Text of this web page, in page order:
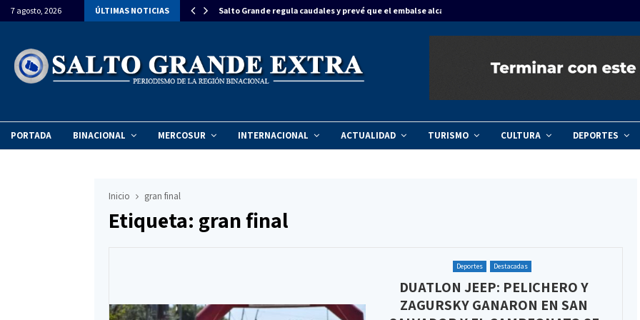
7 agosto, 2026 ÚLTIMAS NOTICIAS
una inversión de $270 millones para… Salto Grande regula caudales y prevé que el embalse alcance…
PORTADA BINACIONAL MERCOSUR INTERNACIONAL ACTUALIDAD TURISMO CULTURA DEPORTES
Inicio gran final
Etiqueta: gran final
Deportes Destacadas
DUATLON JEEP: PELICHERO Y
ZAGURSKY GANARON EN SAN